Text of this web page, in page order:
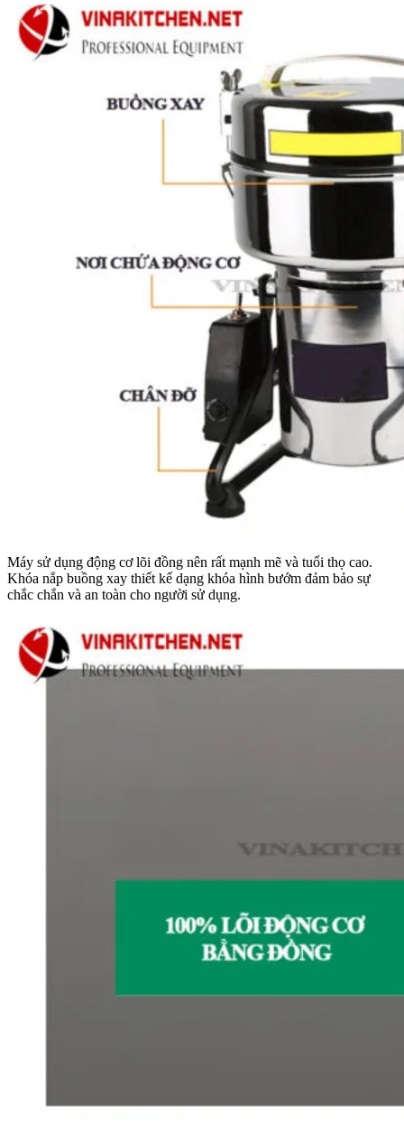
Máy sử dụng động cơ lõi đồng nên rất mạnh mẽ và tuổi thọ cao.
Khóa nắp buồng xay thiết kế dạng khóa hình bướm đảm bảo sự
chắc chắn và an toàn cho người sử dụng.